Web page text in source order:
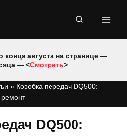
конца августа на странице —
— <Смотреть>
» Коробка передач DQ500:
DQ500: